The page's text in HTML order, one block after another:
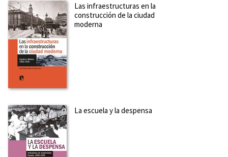
Las infraestructuras en la
construcción de la ciudad
moderna
La escuela y la despensa